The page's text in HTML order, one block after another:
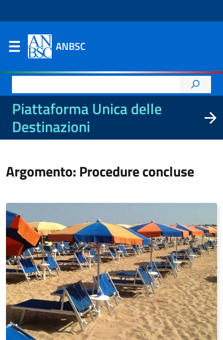
ANBSC
per:
Piattaforma Unica delle
Destinazioni
Argomento: Procedure concluse